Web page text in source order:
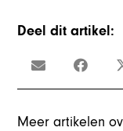
Deel dit artikel:
Meer artikelen